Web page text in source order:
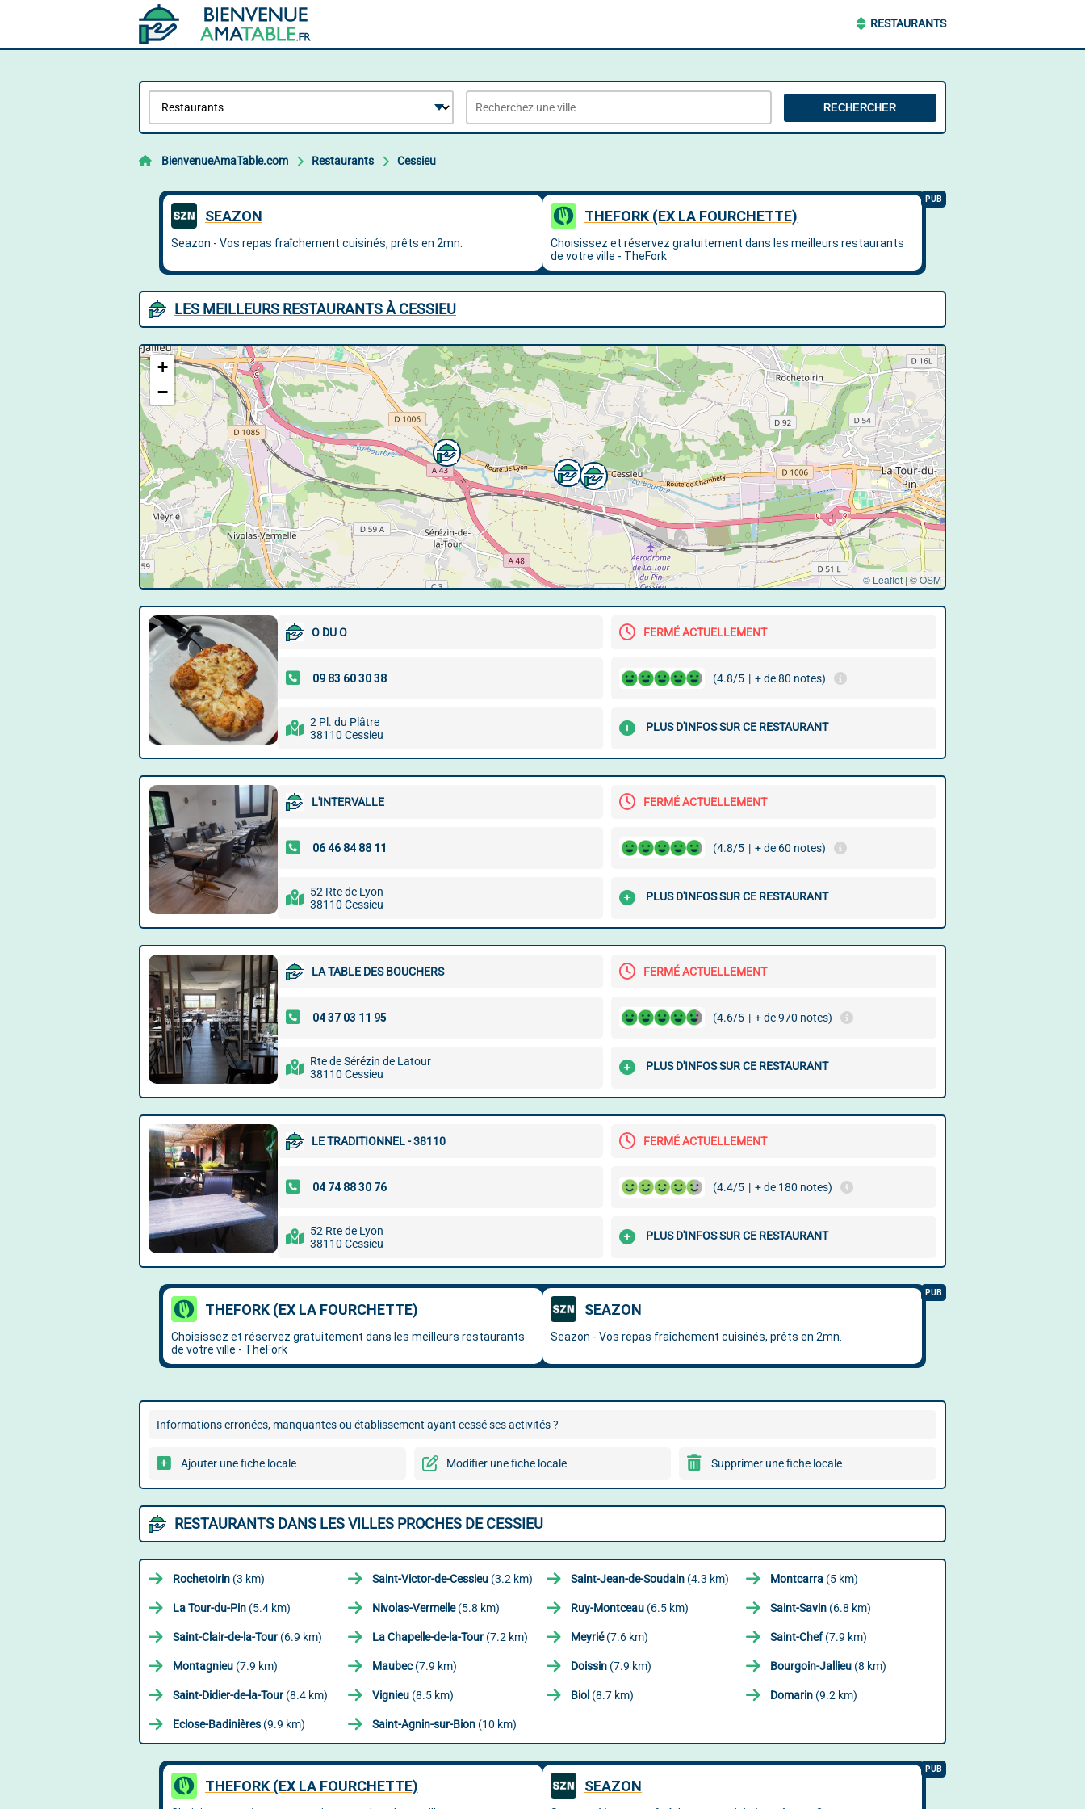
RESTAURANTS
RECHERCHER
BienvenueAmaTable.com Restaurants Cessieu
LES MEILLEURS RESTAURANTS À CESSIEU
+
−
© Leaflet | ©OSM
O DU O FERMÉ ACTUELLEMENT
(4.8/5 | + de 80 notes)
2 Pl. du Plâtre
38110 Cessieu
PLUS D'INFOS SUR CE RESTAURANT
L'INTERVALLE FERMÉ ACTUELLEMENT
(4.8/5 | + de 60 notes)
52 Rte de Lyon
38110 Cessieu
PLUS D'INFOS SUR CE RESTAURANT
LA TABLE DES BOUCHERS FERMÉ ACTUELLEMENT
(4.6/5 | + de 970 notes)
Rte de Sérézin de Latour
38110 Cessieu
PLUS D'INFOS SUR CE RESTAURANT
LE TRADITIONNEL - 38110 FERMÉ ACTUELLEMENT
(4.4/5 | + de 180 notes)
52 Rte de Lyon
38110 Cessieu
PLUS D'INFOS SUR CE RESTAURANT
Informations erronées, manquantes ou établissement ayant cessé ses activités ?
Ajouter une fiche locale Modifier une fiche locale Supprimer une fiche locale
RESTAURANTS DANS LES VILLES PROCHES DE CESSIEU
Rochetoirin (3 km) Saint-Victor-de-Cessieu(3.2 km) Saint-Jean-de-Soudain (4.3 km) Montcarra(5 km)
La Tour-du-Pin (5.4 km) Nivolas-Vermelle(5.8 km) Ruy-Montceau (6.5 km) Saint-Savin(6.8 km)
Saint-Clair-de-la-Tour(6.9 km) La Chapelle-de-la-Tour(7.2 km) Meyrié(7.6 km) Saint-Chef(7.9 km)
Montagnieu (7.9 km) Maubec(7.9 km) Doissin (7.9 km) Bourgoin-Jallieu(8 km)
Saint-Didier-de-la-Tour(8.4 km) Vignieu(8.5 km) Biol (8.7 km) Domarin(9.2 km)
Eclose-Badinières (9.9 km) Saint-Agnin-sur-Bion(10 km)